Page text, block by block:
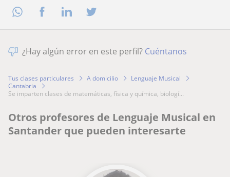
¿Hay algún error en este perfil? Cuéntanos
Tus clases particulares A domicilio
Lenguaje Musical
Cantabria
se imparten clases de matemáticas, física y química, biologí...
Otros profesores de Lenguaje Musical en
Santander que pueden interesarte